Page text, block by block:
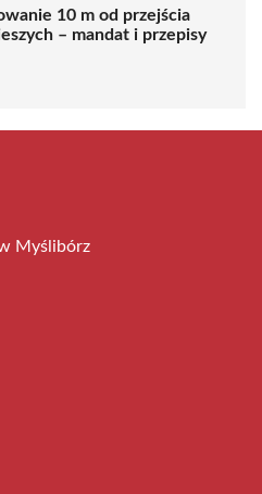
10 m od przejścia
– mandat i przepisy
Myślibórz